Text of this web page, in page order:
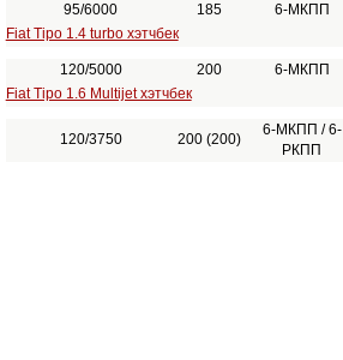
95/6000 185 6-МКПП
Fiat Tipo 1.4 turbo хэтчбек
120/5000 200 6-МКПП
Fiat Tipo 1.6 Multijet хэтчбек
120/3750 200 (200)
6-МКПП / 6-
РКПП